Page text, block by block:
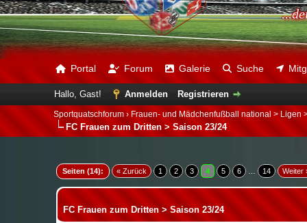
Portal Forum Galerie Suche
Hallo, Gast! Anmelden Registrieren
Sportquatschforum › Frauen- und Mädchenfußball national > Ligen
FC Frauen zum Dritten > Saison 23/24
Seiten (14): « Zurück 1 2 3 4 5 6 14 Weiter
FC Frauen zum Dritten > Saison 23/24